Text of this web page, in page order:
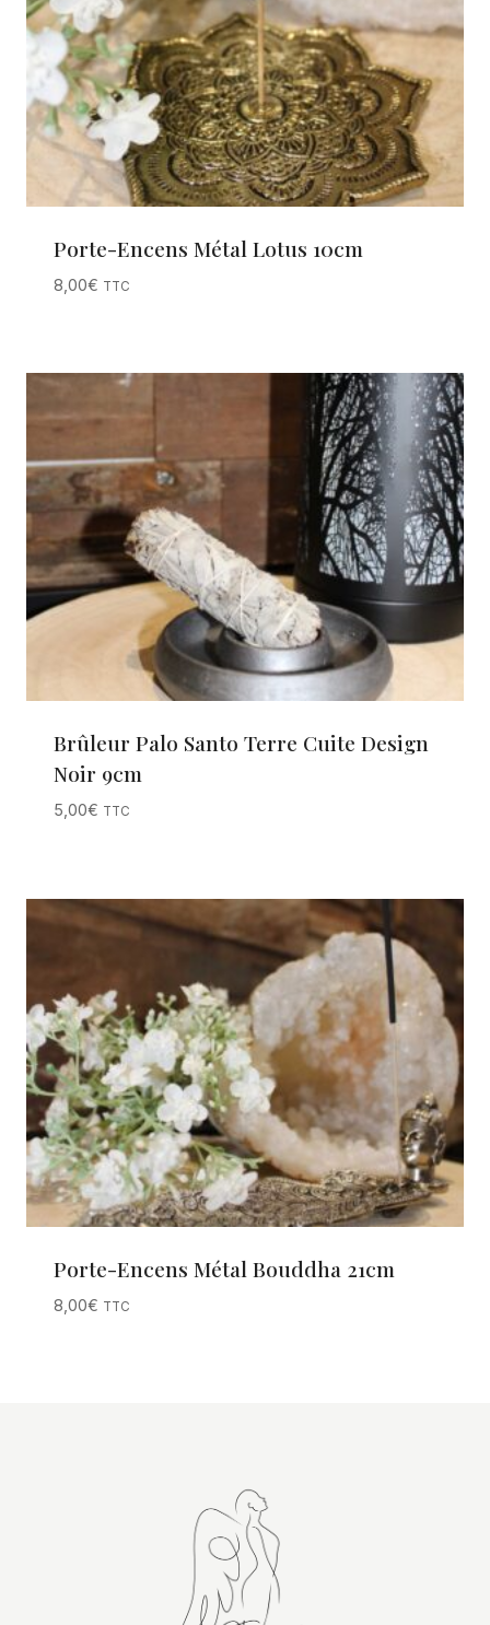
Porte-Encens Métal Lotus 10cm
8,00€ TTC
Brûleur Palo Santo Terre Cuite Design
Noir 9cm
5,00€ TTC
Porte-Encens Métal Bouddha 21cm
8,00€ TTC